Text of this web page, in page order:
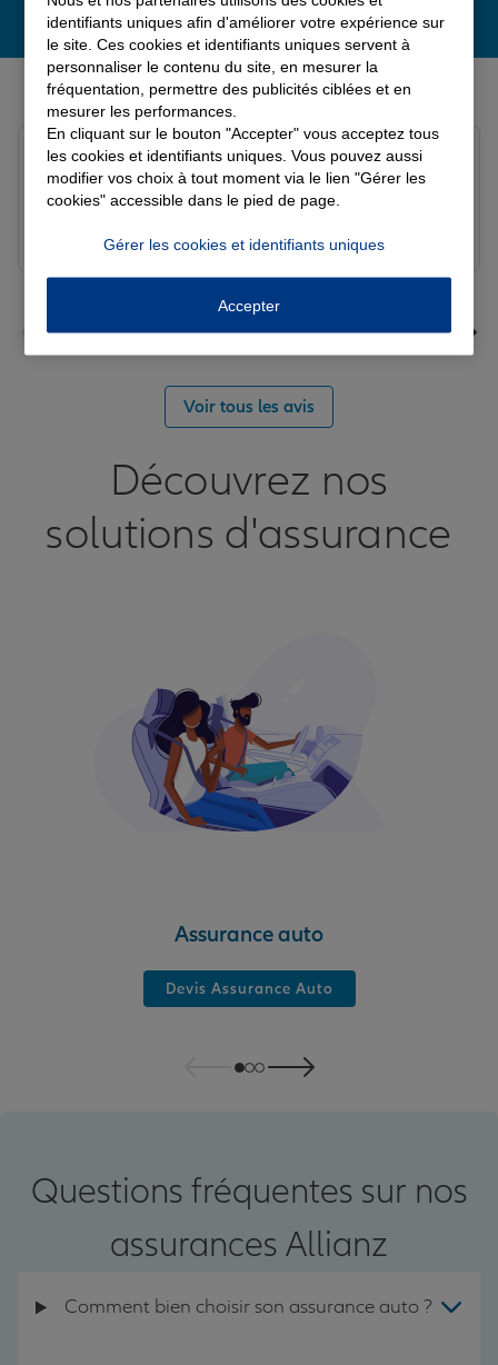
Derniers avis de nos agences Allianz
Note de 5 sur 5
Le 07/08/2026 - Agence NANTERRE
Réactif et efficace le service impeccable
Yayaya M.
Voir tous les avis
Découvrez nos
solutions d'assurance
Assurance auto
Devis Assurance Auto
Questions fréquentes sur nos
assurances Allianz
Comment bien choisir son assurance auto ?
identifiants uniques afin d'améliorer votre expérience sur
le site. Ces cookies et identifiants uniques servent à
personnaliser le contenu du site, en mesurer la
fréquentation, permettre des publicités ciblées et en
mesurer les performances.
En cliquant sur le bouton "Accepter" vous acceptez tous
les cookies et identifiants uniques. Vous pouvez aussi
modifier vos choix à tout moment via le lien "Gérer les
cookies" accessible dans le pied de page.
Gérer les cookies et identifiants uniques
Accepter